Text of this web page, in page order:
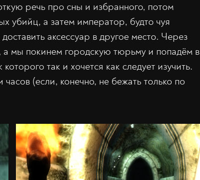
речь про сны и избранного, потом
убийц, а затем император, будто чуя
аксессуар в другое место. Через
а мы покинем городскую тюрьму и попадём в
так и хочется как следует изучить.
(если, конечно, не бежать только по